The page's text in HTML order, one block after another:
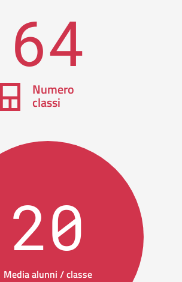
64
Numero
classi
20
Media alunni / classe